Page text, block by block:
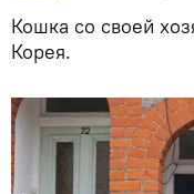
Кошка со своей
Корея.